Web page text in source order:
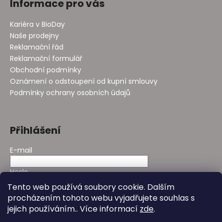
Tento web používá soubory cookie. Dalším
procházením tohoto webu vyjadřujete souhlas s
jejich používáním.. Více informací zde.
Informace pro vás
Kariéra v BioDay
Naše prodejny
Reklamační řád
Reklamační formulář
Obchodní podmínky
Oznámení o odstoupení od kupní smlouvy
Podmínky ochrany osobních údajů
Přihlášení
E-mail
Heslo
PŘIHLÁSIT SE